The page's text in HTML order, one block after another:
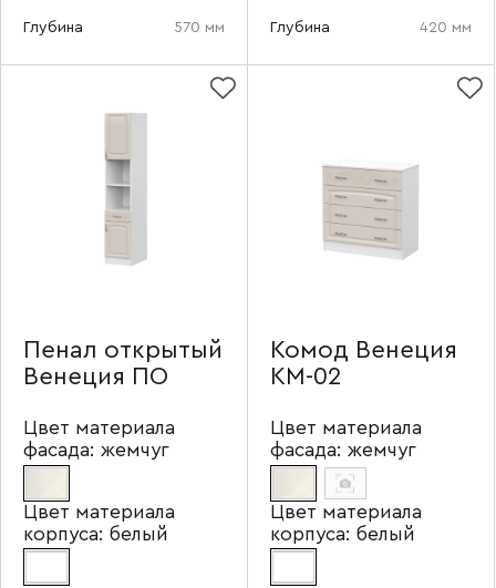
Глубина 570 мм Глубина 420 мм
Пенал открытый
Венеция ПО
Цвет материала
фасада: жемчуг
Цвет материала
корпуса: белый
Комод Венеция
КМ-02
Цвет материала
фасада: жемчуг
Цвет материала
корпуса: белый